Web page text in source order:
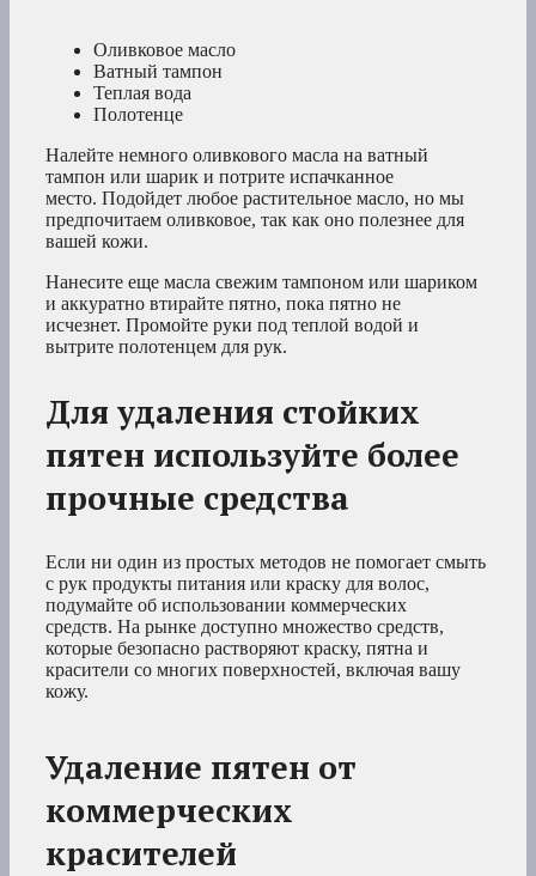
Оливковое масло
Ватный тампон
Теплая вода
Полотенце
Налейте немного оливкового масла на ватный
тампон или шарик и потрите испачканное
место. Подойдет любое растительное масло, но мы
предпочитаем оливковое, так как оно полезнее для
вашей кожи.
Нанесите еще масла свежим тампоном или шариком
и аккуратно втирайте пятно, пока пятно не
исчезнет. Промойте руки под теплой водой и
вытрите полотенцем для рук.
Для удаления стойких
пятен используйте более
прочные средства
Если ни один из простых методов не помогает смыть
с рук продукты питания или краску для волос,
подумайте об использовании коммерческих
средств. На рынке доступно множество средств,
которые безопасно растворяют краску, пятна и
красители со многих поверхностей, включая вашу
кожу.
Удаление пятен от
коммерческих
красителей